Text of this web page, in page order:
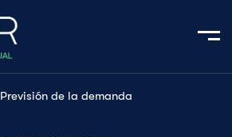
Previsión de la demanda